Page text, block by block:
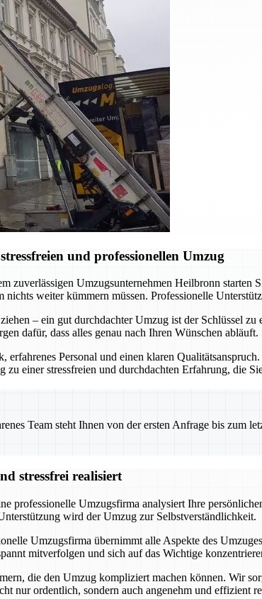
und professionellen Umzug
Umzugsunternehmen Heilbronn starten
weiter kümmern müssen. Professionelle
– ein gut durchdachter Umzug ist der Schlüssel
dafür, dass alles genau nach Ihren Wünschen
Personal und einen klaren
einer stressfreien und durchdachten Erfahrung, die
Team steht Ihnen von der ersten Anfrage bis zum
stressfrei realisiert
professionelle Umzugsfirma analysiert Ihre
wird der Umzug zur Selbstverständlichkeit.
Umzugsfirma übernimmt alle Aspekte des
mitverfolgen und sich auf das Wichtige
die den Umzug kompliziert machen können. Wir
nur ordentlich, sondern auch angenehm und effizient